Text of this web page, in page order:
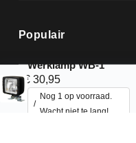
Populair
Werklamp WB-1
€ 30,95
Nog 1 op voorraad.
Wacht niet te lang!